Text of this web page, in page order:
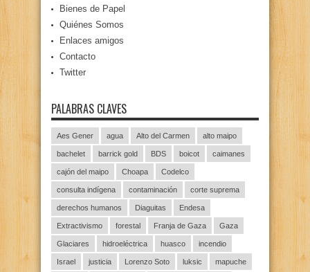
Bienes de Papel
Quiénes Somos
Enlaces amigos
Contacto
Twitter
PALABRAS CLAVES
Aes Gener agua Alto del Carmen alto maipo
bachelet barrick gold BDS boicot caimanes
cajón del maipo Choapa Codelco
consulta indígena contaminación corte suprema
derechos humanos Diaguitas Endesa
Extractivismo forestal Franja de Gaza Gaza
Glaciares hidroeléctrica huasco incendio
Israel justicia Lorenzo Soto luksic mapuche